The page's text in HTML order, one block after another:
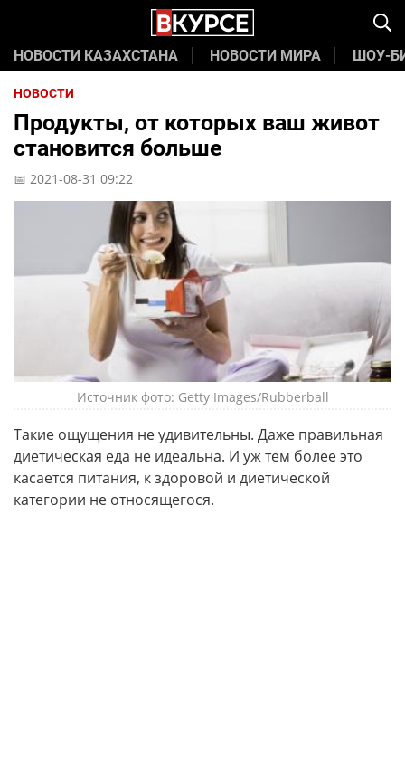
НОВОСТИ КАЗАХСТАНА НОВОСТИ МИРА ШОУ-
НОВОСТИ
Продукты, от которых ваш живот
становится больше
📅 2021-08-31 09:22
Источник фото: Getty Images/Rubberball
Такие ощущения не удивительны. Даже правильная
диетическая еда не идеальна. И уж тем более это
касается питания, к здоровой и диетической
категории не относящегося.